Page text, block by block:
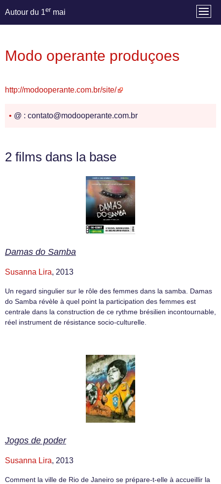
Autour du 1er mai
Modo operante produçoes
http://modooperante.com.br/site/
• @ : contato@modooperante.com.br
2 films dans la base
Damas do Samba
Susanna Lira, 2013
Un regard singulier sur le rôle des femmes dans la samba. Damas
do Samba révèle à quel point la participation des femmes est
centrale dans la construction de ce rythme brésilien incontournable,
réel instrument de résistance socio-culturelle.
Jogos de poder
Susanna Lira, 2013
Comment la ville de Rio de Janeiro se prépare-t-elle à accueillir la